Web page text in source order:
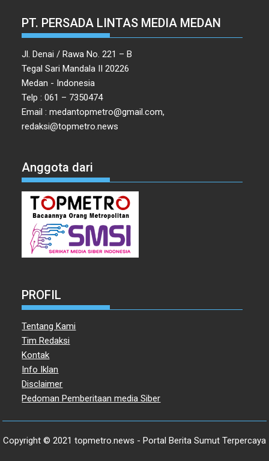
PT. PERSADA LINTAS MEDIA MEDAN
Jl. Denai / Rawa No. 221 – B
Tegal Sari Mandala II 20226
Medan - Indonesia
Telp : 061 – 7350474
Email : medantopmetro@gmail.com,
redaksi@topmetro.news
Anggota dari
PROFIL
Tentang Kami
Tim Redaksi
Kontak
Info Iklan
Disclaimer
Pedoman Pemberitaan media Siber
Copyright © 2021 topmetro.news - Portal Berita Sumut Terpercaya